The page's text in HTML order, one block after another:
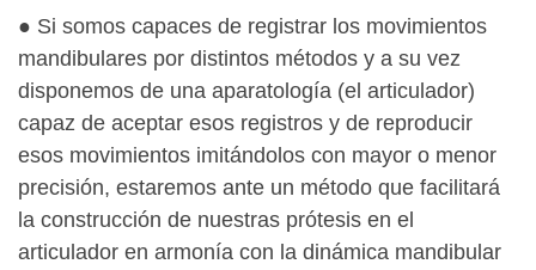
● Si somos capaces de registrar los movimientos
mandibulares por distintos métodos y a su vez
disponemos de una aparatología (el articulador)
capaz de aceptar esos registros y de reproducir
esos movimientos imitándolos con mayor o menor
precisión, estaremos ante un método que facilitará
la construcción de nuestras prótesis en el
articulador en armonía con la dinámica mandibular